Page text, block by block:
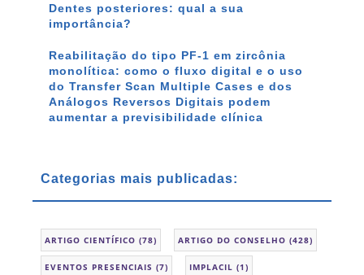
Dentes posteriores: qual a sua
importância?
Reabilitação do tipo PF-1 em zircônia
monolítica: como o fluxo digital e o uso
do Transfer Scan Multiple Cases e dos
Análogos Reversos Digitais podem
aumentar a previsibilidade clínica
Categorias mais publicadas:
ARTIGO CIENTÍFICO (78) ARTIGO DO CONSELHO (428)
EVENTOS PRESENCIAIS (7) IMPLACIL (1)